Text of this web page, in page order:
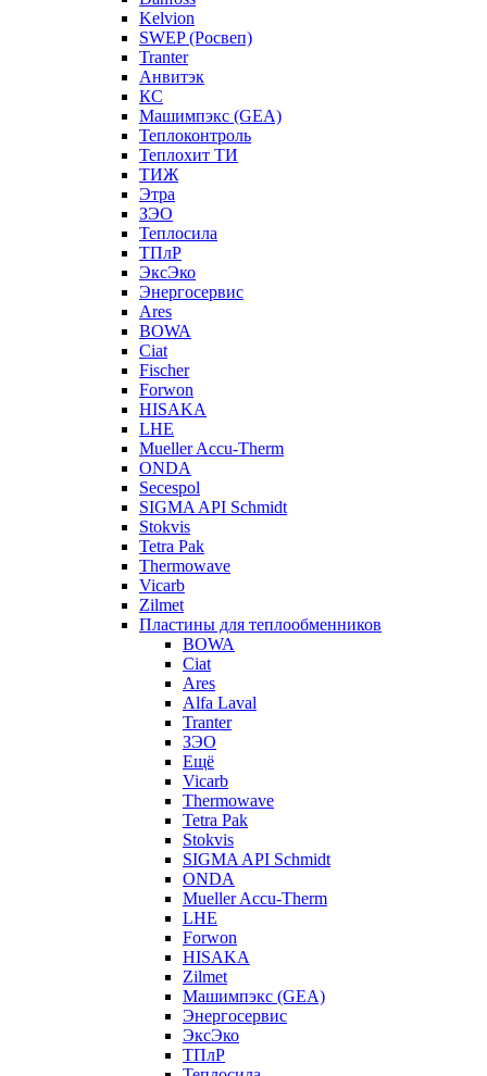
Kelvion
SWEP (Росвеп)
Tranter
Анвитэк
КС
Машимпэкс (GEA)
Теплоконтроль
Теплохит ТИ
ТИЖ
Этра
ЗЭО
Теплосила
ТПлР
ЭксЭко
Энергосервис
Ares
BOWA
Ciat
Fischer
Forwon
HISAKA
LHE
Mueller Accu-Therm
ONDA
Secespol
SIGMA API Schmidt
Stokvis
Tetra Pak
Thermowave
Vicarb
Zilmet
Пластины для теплообменников
BOWA
Ciat
Ares
Alfa Laval
Tranter
ЗЭО
Ещё
Vicarb
Thermowave
Tetra Pak
Stokvis
SIGMA API Schmidt
ONDA
Mueller Accu-Therm
LHE
Forwon
HISAKA
Zilmet
Машимпэкс (GEA)
Энергосервис
ЭксЭко
ТПлР